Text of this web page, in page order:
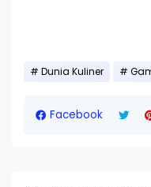
Dunia Kuliner
Facebook